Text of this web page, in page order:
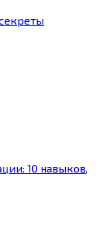
10 навыков,